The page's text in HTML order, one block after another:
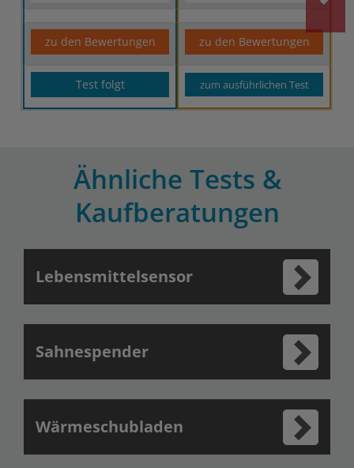
zu den Bewertungen zu den Bewertungen
Test folgt zum ausführlichen Test
Ähnliche Tests &
Kaufberatungen
Lebensmittelsensor
Sahnespender
Wärmeschubladen